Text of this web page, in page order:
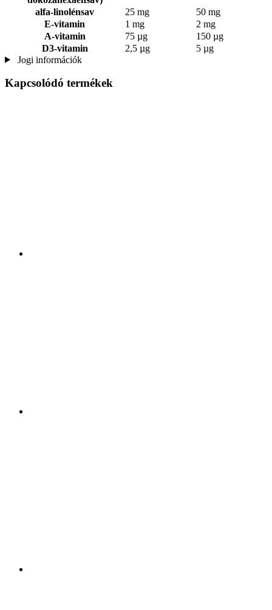
alfa-linolénsav
25 mg
50 mg
E-vitamin
1 mg
2 mg
A-vitamin
75 µg
150 µg
D3-vitamin
2,5 µg
5 µg
Jogi információk
Kapcsolódó termékek